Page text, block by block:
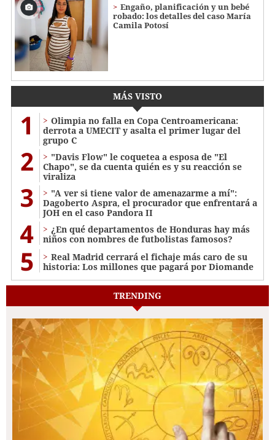
Engaño, planificación y un bebé
robado: los detalles del caso María
Camila Potosí
MÁS VISTO
1
Olimpia no falla en Copa Centroamericana:
derrota a UMECIT y asalta el primer lugar del
grupo C
2
"Davis Flow" le coquetea a esposa de "El
Chapo", se da cuenta quién es y su reacción se
viraliza
3
"A ver si tiene valor de amenazarme a mí":
Dagoberto Aspra, el procurador que enfrentará a
JOH en el caso Pandora II
4
¿En qué departamentos de Honduras hay más
niños con nombres de futbolistas famosos?
5
Real Madrid cerrará el fichaje más caro de su
historia: Los millones que pagará por Diomande
TRENDING